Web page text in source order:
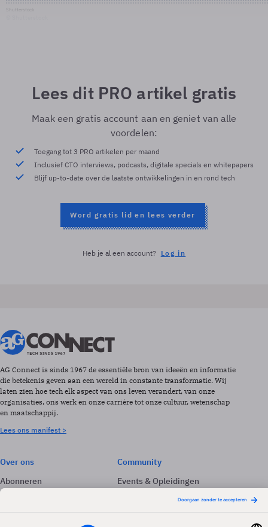
Lees dit PRO artikel gratis
Maak een gratis account aan en geniet van alle
voordelen:
Toegang tot 3 PRO artikelen per maand
Inclusief CTO interviews, podcasts, digitale specials en whitepapers
Blijf up-to-date over de laatste ontwikkelingen in en rond tech
Word gratis lid en lees verder
Heb je al een account? Log in
AG Connect is sinds 1967 de essentiële bron van ideeën en informatie
die betekenis geven aan een wereld in constante transformatie. Wij
laten zien hoe tech elk aspect van ons leven verandert, van onze
organisaties, ons werk en onze carrière tot onze cultuur, wetenschap
en maatschappij.
Lees ons manifest >
Over ons
Abonneren
Adverteren
Community
Events & Opleidingen